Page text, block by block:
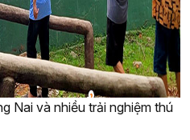
Nai và nhiều trải nghiệm thú